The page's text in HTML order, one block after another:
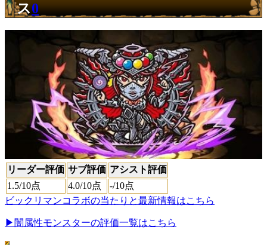
ス0
リーダー評価 サブ評価 アシスト評価
1.5/10点 4.0/10点 -/10点
ビックリマンコラボの当たりと最新情報はこちら
▶闇属性モンスターの評価一覧はこちら